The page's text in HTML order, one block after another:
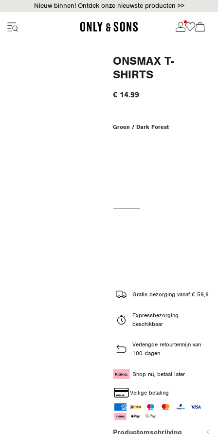
Nieuw binnen! Ontdek onze nieuwste producten >>
ONSMAX T-
SHIRTS
€ 14.99
Groen / Dark Forest
Gratis bezorging vanaf € 59,9
Expressbezorging
beschikbaar
Verlengde retourtermijn van
100 dagen
Shop nu, betaal later.
Veilige betaling
Productomschrijving